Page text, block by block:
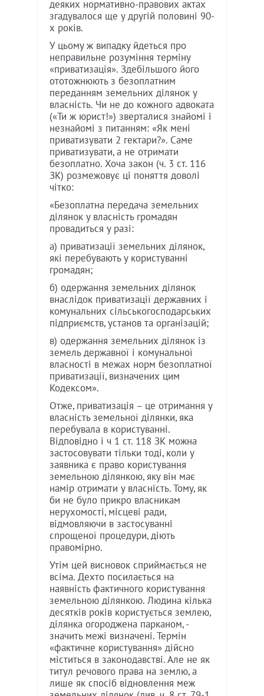
деяких нормативно-правових актах
згадувалося ще у другій половині 90-
х років.
У цьому ж випадку йдеться про
неправильне розуміння терміну
«приватизація». Здебільшого його
ототожнюють з безоплатним
переданням земельних ділянок у
власність. Чи не до кожного адвоката
(«Ти ж юрист!») зверталися знайомі і
незнайомі з питанням: «Як мені
приватизувати 2 гектари?». Саме
приватизувати, а не отримати
безоплатно. Хоча закон (ч. 3 ст. 116
ЗК) розмежовує ці поняття доволі
чітко:
«Безоплатна передача земельних
ділянок у власність громадян
провадиться у разі:
а) приватизації земельних ділянок,
які перебувають у користуванні
громадян;
б) одержання земельних ділянок
внаслідок приватизації державних і
комунальних сільськогосподарських
підприємств, установ та організацій;
в) одержання земельних ділянок із
земель державної і комунальної
власності в межах норм безоплатної
приватизації, визначених цим
Кодексом».
Отже, приватизація – це отримання у
власність земельної ділянки, яка
перебувала в користуванні.
Відповідно і ч 1 ст. 118 ЗК можна
застосовувати тільки тоді, коли у
заявника є право користування
земельною ділянкою, яку він має
намір отримати у власність. Тому, як
би не було прикро власникам
нерухомості, місцеві ради,
відмовляючи в застосуванні
спрощеної процедури, діють
правомірно.
Утім цей висновок сприймається не
всіма. Дехто посилається на
наявність фактичного користування
земельною ділянкою. Людина кілька
десятків років користується землею,
ділянка огороджена парканом, -
значить межі визначені. Термін
«фактичне користування» дійсно
міститься в законодавстві. Але не як
титул речового права на землю, а
лише як спосіб відновлення меж